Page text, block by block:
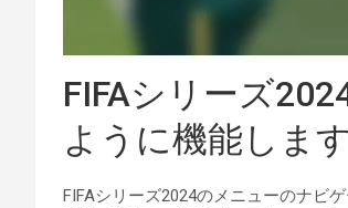
FIFAシリーズ
ように機能しま
FIFAシリーズ2024のメニューのナビ